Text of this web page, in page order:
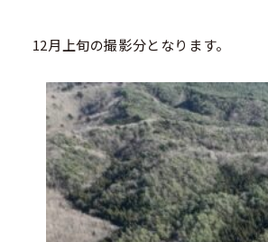
12月上旬の撮影分となります。